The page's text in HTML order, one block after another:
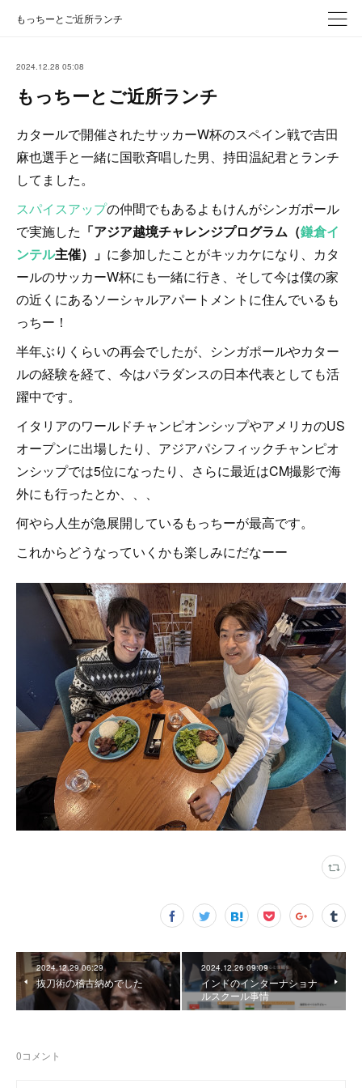
もっちーとご近所ランチ
2024.12.28 05:08
もっちーとご近所ランチ
カタールで開催されたサッカーW杯のスペイン戦で吉田
麻也選手と一緒に国歌斉唱した男、持田温紀君とランチ
してました。
スパイスアップの仲間でもあるよもけんがシンガポール
で実施した 「アジア越境チャレンジプログラム（鎌倉イ
ンテル主催）」 に参加したことがキッカケになり、カタ
ールのサッカーW杯にも一緒に行き、そして今は僕の家
の近くにあるソーシャルアパートメントに住んでいるも
っちー！
半年ぶりくらいの再会でしたが、シンガポールやカター
ルの経験を経て、今はパラダンスの日本代表としても活
躍中です。
イタリアのワールドチャンピオンシップやアメリカのUS
オープンに出場したり、アジアパシフィックチャンピオ
ンシップでは5位になったり、さらに最近はCM撮影で海
外にも行ったとか、、、
何やら人生が急展開しているもっちーが最高です。
これからどうなっていくかも楽しみにだなーー
2024.12.29 06:29
抜刀術の稽古納めでした
2024.12.26 09:09
インドのインターナショナ
ルスクール事情
0コメント